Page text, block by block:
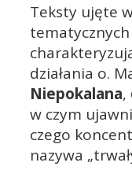
Teksty ujęte
tematycznych
działania o.
Niepokalana,
w czym
czego
nazywa